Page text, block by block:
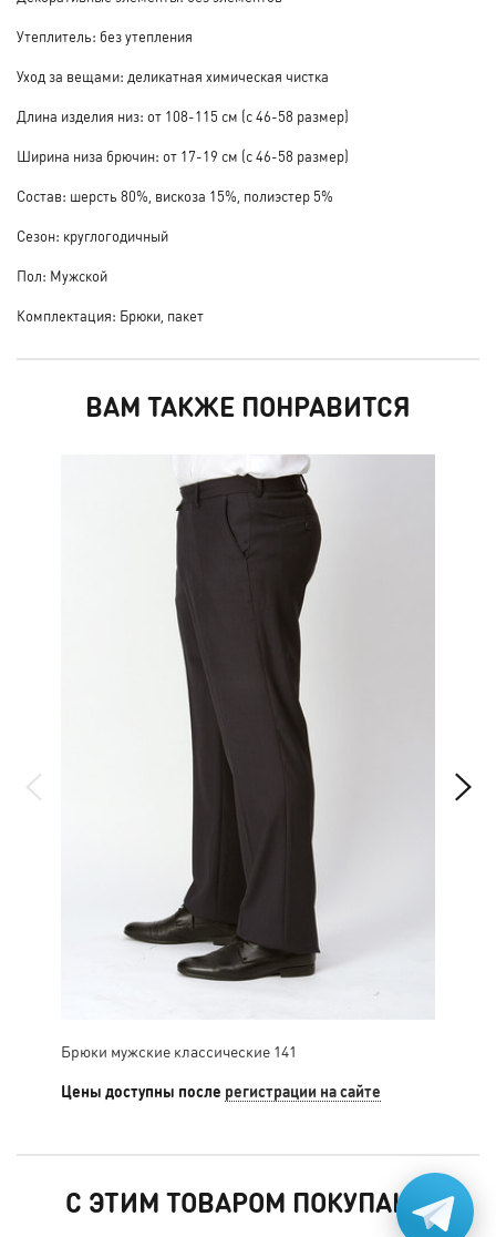
Утеплитель: без утепления
Уход за вещами: деликатная химическая чистка
Длина изделия низ: от 108-115 см (с 46-58 размер)
Ширина низа брючин: от 17-19 см (с 46-58 размер)
Состав: шерсть 80%, вискоза 15%, полиэстер 5%
Сезон: круглогодичный
Пол: Мужской
Комплектация: Брюки, пакет
ВАМ ТАКЖЕ ПОНРАВИТСЯ
Брюки мужские классические 141
Цены доступны после регистрации на сайте
С ЭТИМ ТОВАРОМ ПОКУПАЮТ